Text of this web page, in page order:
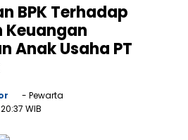
BPK Terhadap
Keuangan
Anak Usaha PT
- Pewarta
WIB